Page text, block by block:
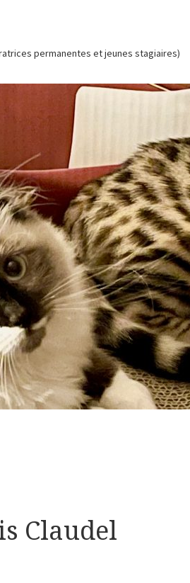
permanentes et jeunes stagiaires)
Claudel